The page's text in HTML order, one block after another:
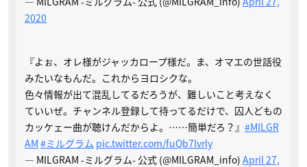
2020
『よぉ、オレ様がジャッカロープ様だ。ま、オマエの世話役
みたいなもんだ。これからヨロシクな。
色々情報が出て混乱してるだろうが、難しいこと考えなく
ていいぜ。チャンネル登録して待ってるだけで、囚人どもの
カッケェー曲が聴けんだからよ。……簡単だろ？』 #MILGR
AM #ミルグラム pic.twitter.com/fuQb7lvrly
— MILGRAM -ミルグラム- 公式 (@MILGRAM_info) April 27,